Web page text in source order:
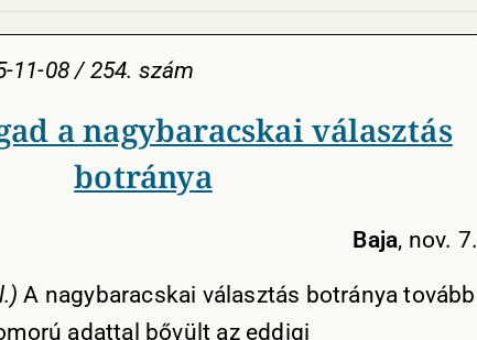
11-08 / 254. szám
a nagybaracskai választás
botránya
Baja, nov. 7.
A nagybaracskai választás botránya tovább
adattal bővült az eddigi